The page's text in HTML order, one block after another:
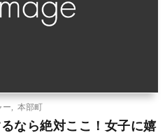
ー 本部町
なら絶対ここ！女子に嬉